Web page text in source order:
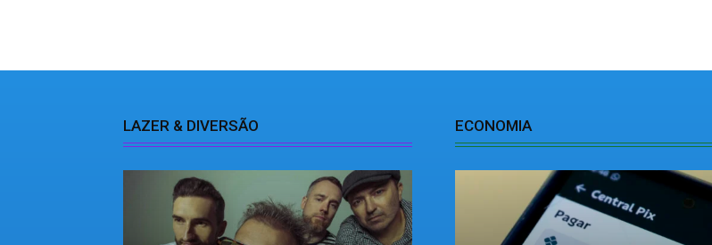
LAZER & DIVERSÃO ECONOMIA